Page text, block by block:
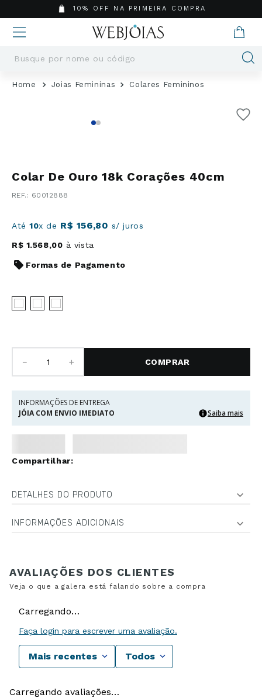
10% OFF NA PRIMEIRA COMPRA
Busque por nome ou código
Joias Femininas Colares Femininos
Colar De Ouro 18k Corações 40cm
: 60012888
Até10x de R$ 156,80 s/ juros
R$ 1.568,00 à vista
Formas de Pagamento
＋
－ COMPRAR
INFORMAÇÕES DE ENTREGA
JÓIA COM ENVIO IMEDIATO
Saiba mais
DETALHES DO PRODUTO
INFORMAÇÕES ADICIONAIS
Carregando…
Faça login para escrever uma avaliação.
Mais recentes Todos
Carregando avaliações…
Termos mais buscados
6º
Argola
7º
Pingente
9º
Casamento
10 º Corrente